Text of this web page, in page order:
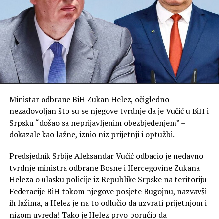
je po pitanju sankcija Rusiji Srbija već ustanovila svoju
politiku pre skoro pet godina i da se to neće menjati do
daljnjeg.
“Što se tiče sankcija, da vam odgovorim direktno: Srbija
je ustanovila svoju politiku. Volodimir Zelenski, siguran
sam da će, u skladu sa svojom borbom i svojim stavovima,
reći šta misli o sankcijama Ruskoj Federaciji, ali Republika
svoje stavove koje u prethodnom periodu nije menjala i
tako će ostati do daljnjeg”, rekao je predsednik Vučić.
Predsjednik Ukraјine Volodimir Zelenski boraviće u
2026. godine.
(Tanjug) Foto: Tanjug
Ministar odbrane BiH Zukan Helez, očigledno
nezadovoljan što su se njegove tvrdnje da je Vučić u BiH i
Srpsku “došao sa neprijavljenim obezbjeđenjem” –
dokazale kao lažne, iznio niz prijetnji i optužbi.
Predsjednik Srbije Aleksandar Vučić odbacio je nedavno
tvrdnje ministra odbrane Bosne i Hercegovine Zukana
Heleza o ulasku policije iz Republike Srpske na teritoriju
Federacije BiH tokom njegove posjete Bugojnu, nazvavši
ih lažima, a Helez je na to odlučio da uzvrati prijetnjom i
nizom uvreda! Tako je Helez prvo poručio da